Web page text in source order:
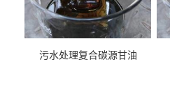
污水处理复合碳源甘油